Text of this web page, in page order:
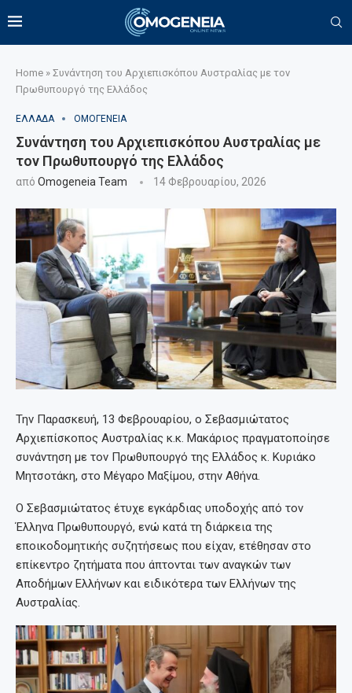
Home » Συνάντηση του Αρχιεπισκόπου Αυστραλίας με τον
Πρωθυπουργό της Ελλάδος
ΕΛΛΑΔΑ ΟΜΟΓΕΝΕΙΑ
Συνάντηση του Αρχιεπισκόπου Αυστραλίας με
τον Πρωθυπουργό της Ελλάδος
από Omogeneia Team 14 Φεβρουαρίου, 2026
Την Παρασκευή, 13 Φεβρουαρίου, ο Σεβασμιώτατος
Αρχιεπίσκοπος Αυστραλίας κ.κ. Μακάριος πραγματοποίησε
συνάντηση με τον Πρωθυπουργό της Ελλάδος κ. Κυριάκο
Μητσοτάκη, στο Μέγαρο Μαξίμου, στην Αθήνα.
Ο Σεβασμιώτατος έτυχε εγκάρδιας υποδοχής από τον
Έλληνα Πρωθυπουργό, ενώ κατά τη διάρκεια της
εποικοδομητικής συζητήσεως που είχαν, ετέθησαν στο
επίκεντρο ζητήματα που άπτονται των αναγκών των
Αποδήμων Ελλήνων και ειδικότερα των Ελλήνων της
Αυστραλίας.